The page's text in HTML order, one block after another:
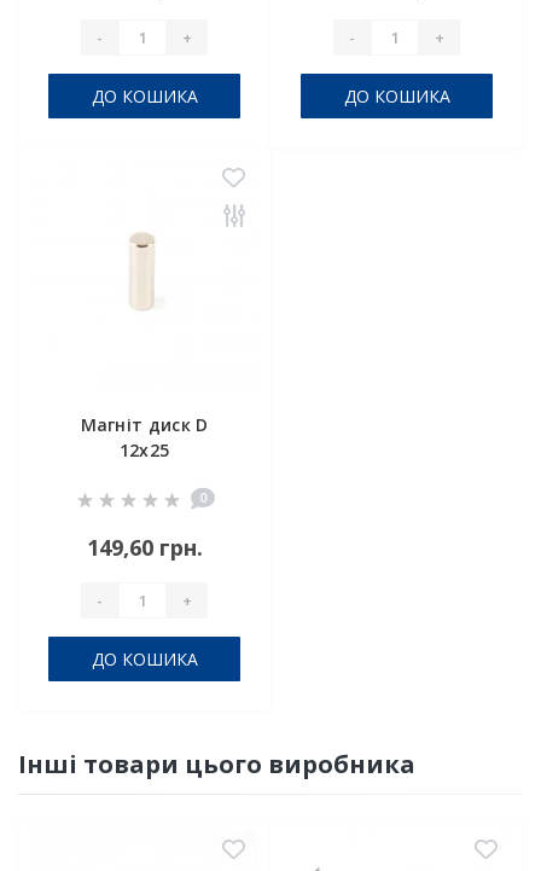
- +
ДО КОШИКА
- +
ДО КОШИКА
Магніт диск D
12x25
0
149,60 грн.
- +
ДО КОШИКА
Інші товари цього виробника